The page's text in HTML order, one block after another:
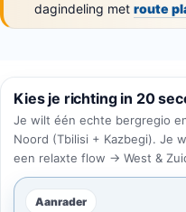
dagindeling met route
Kies je richting in 20
Je wilt één echte bergregio
Noord (Tbilisi + Kazbegi). Je
een relaxte flow → West &
Aanrader